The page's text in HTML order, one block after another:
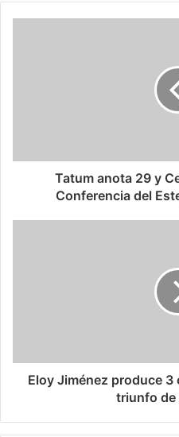
Tatum anota 29 y
Conferencia del
Eloy Jiménez produce
triunfo de